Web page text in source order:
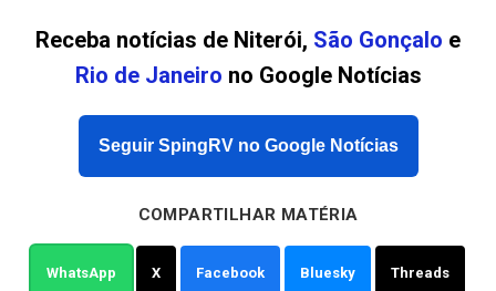
Receba notícias de Niterói, São Gonçalo e
Rio de Janeiro no Google Notícias
Seguir SpingRV no Google Notícias
COMPARTILHAR MATÉRIA
WhatsApp X Facebook Bluesky Threads